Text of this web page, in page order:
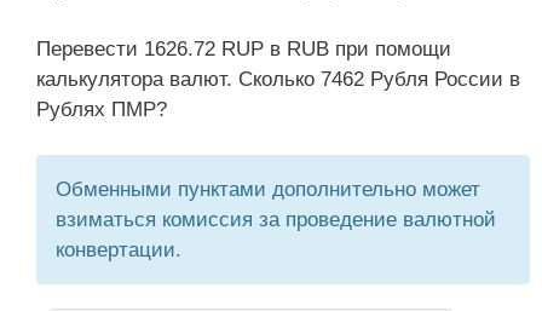
Перевести 1626.72 RUP в RUB при помощи
калькулятора валют. Сколько 7462 Рубля России в
Рублях ПМР?
Обменными пунктами дополнительно может
взиматься комиссия за проведение валютной
конвертации.